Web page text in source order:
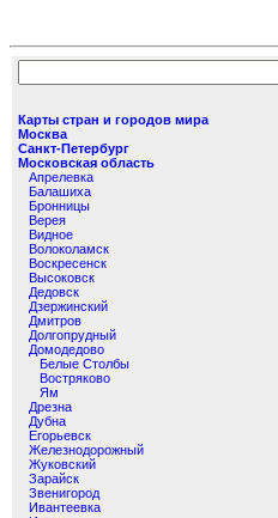
Карты стран и городов мира
Москва
Санкт-Петербург
Московская область
Апрелевка
Балашиха
Бронницы
Верея
Видное
Волоколамск
Воскресенск
Высоковск
Дедовск
Дзержинский
Дмитров
Долгопрудный
Домодедово
Белые Столбы
Востряково
Ям
Дрезна
Дубна
Егорьевск
Железнодорожный
Жуковский
Зарайск
Звенигород
Ивантеевка